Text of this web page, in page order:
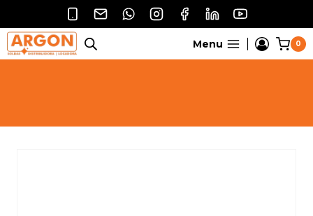
o
Conteúdo
Menu 0